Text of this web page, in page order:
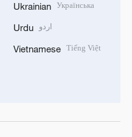
Ukrainian Українська
Urdu اردو
Vietnamese Tiếng Việt